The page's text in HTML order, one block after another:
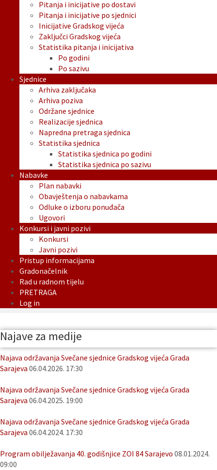
Pitanja i inicijative po dostavi
Pitanja i inicijative po sjednici
Inicijative Gradskog vijeća
Zaključci Gradskog vijeća
Statistika pitanja i inicijativa
Po godini
Po sazivu
Sjednice
Arhiva zaključaka
Arhiva poziva
Održane sjednice
Realizacije sjednica
Napredna pretraga sjednica
Statistika sjednica
Statistika sjednica po godini
Statistika sjednica po sazivu
Nabavke
Plan nabavki
Obavještenja o nabavkama
Odluke o izboru ponuđača
Ugovori
Konkursi i javni pozivi
Konkursi
Javni pozivi
Pristup informacijama
Gradonačelnik
Rad u radnom tijelu
PRETRAGA
Log in
Najave za medije
Najava održavanja Svečane sjednice Gradskog vijeća Grada
Sarajeva 06.04.2026. 17:30
Najava održavanja Svečane sjednice Gradskog vijeća Grada
Sarajeva 06.04.2025. 19:00
Najava održavanja Svečane sjednice Gradskog vijeća Grada
Sarajeva 06.04.2024. 17:30
Program obilježavanja 40. godišnjice ZOI 84 Sarajevo 08.01.2024.
09:00